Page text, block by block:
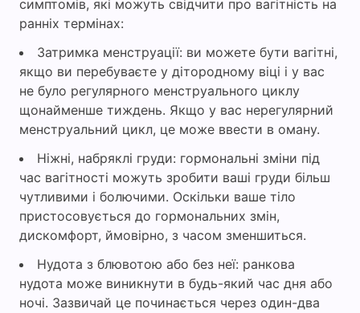
симптомів, які можуть свідчити про вагітність на
ранніх термінах:
Затримка менструації: ви можете бути вагітні,
якщо ви перебуваєте у дітородному віці і у вас
не було регулярного менструального циклу
щонайменше тиждень. Якщо у вас нерегулярний
менструальний цикл, це може ввести в оману.
Ніжні, набряклі груди: гормональні зміни під
час вагітності можуть зробити ваші груди більш
чутливими і болючими. Оскільки ваше тіло
пристосовується до гормональних змін,
дискомфорт, ймовірно, з часом зменшиться.
Нудота з блювотою або без неї: ранкова
нудота може виникнути в будь-який час дня або
ночі. Зазвичай це починається через один-два